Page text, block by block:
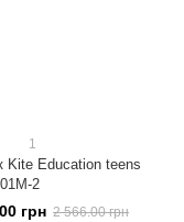
1
Kite Education teens
2
грн 2 566.00 грн